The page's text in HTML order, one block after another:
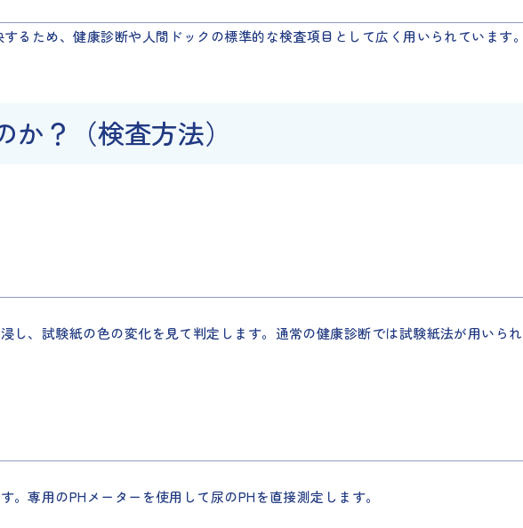
るため、健康診断や人間ドックの標準的な検査項目として広く用いられています。
？（検査方法）
し、試験紙の色の変化を見て判定します。通常の健康診断では試験紙法が用いら
。専用のPHメーターを使用して尿のPHを直接測定します。